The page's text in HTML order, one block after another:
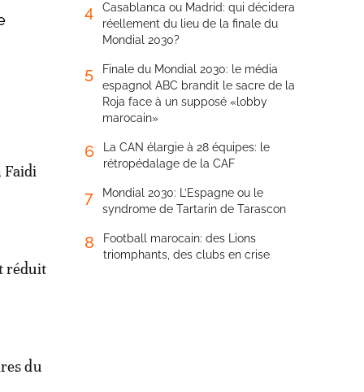
Faidi
réduit
du
4
Casablanca ou Madrid: qui décidera
réellement du lieu de la finale du
Mondial 2030?
5
Finale du Mondial 2030: le média
espagnol ABC brandit le sacre de la
Roja face à un supposé «lobby
marocain»
6
La CAN élargie à 28 équipes: le
rétropédalage de la CAF
7
Mondial 2030: L’Espagne ou le
syndrome de Tartarin de Tarascon
8
Football marocain: des Lions
triomphants, des clubs en crise